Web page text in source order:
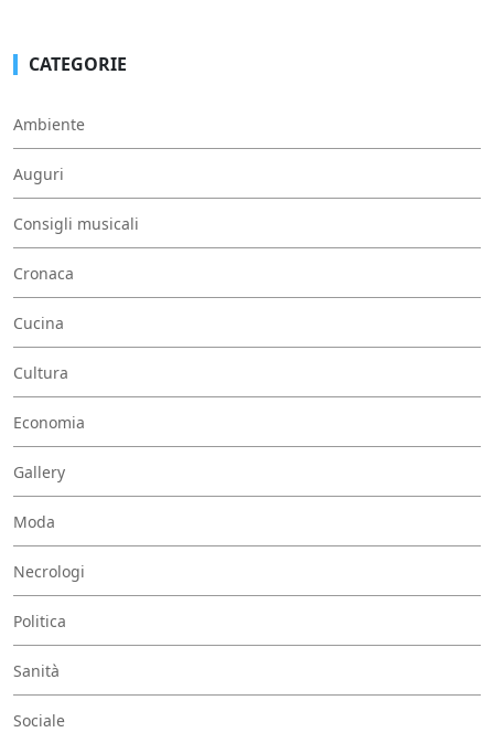
CATEGORIE
Ambiente
Auguri
Consigli musicali
Cronaca
Cucina
Cultura
Economia
Gallery
Moda
Necrologi
Politica
Sanità
Sociale